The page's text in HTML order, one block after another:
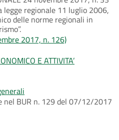
legge regionale 11 luglio 2006,
delle norme regionali in
2017, n. 126)
E ATTIVITA’
nel BUR n. 129 del 07/12/2017